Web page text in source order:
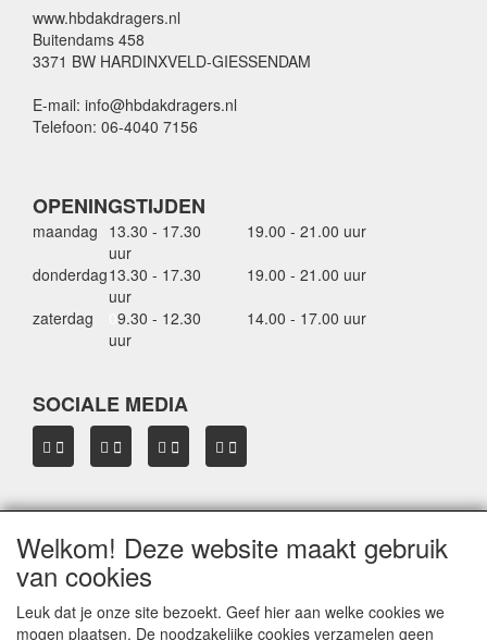
www.hbdakdragers.nl
Buitendams 458
3371 BW HARDINXVELD-GIESSENDAM
E-mail: info@hbdakdragers.nl
Telefoon: 06-4040 7156
OPENINGSTIJDEN
maandag 13.30 - 17.30
uur
19.00 - 21.00 uur
donderdag13.30 - 17.30
uur
19.00 - 21.00 uur
zaterdag
9.30 - 12.30
uur
14.00 - 17.00 uur
SOCIALE MEDIA
OVER HBDAKDRAGERS.NL
Dakkoffer verhuur Hardinxveld-Giessendam
Verkoop dakkoffers en skiboxen
Welkom! Deze website maakt gebruik
van cookies
Leuk dat je onze site bezoekt. Geef hier aan welke cookies we
mogen plaatsen. De noodzakelijke cookies verzamelen geen